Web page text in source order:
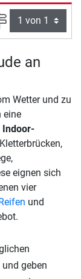
Seite
an
Wetter und zu
eine
Indoor-
eignen sich
vier
und
geben